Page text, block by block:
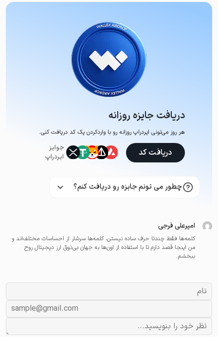
دریافت جایزه روزانه
هر روز می‌تونی ایردراپ روزانه رو با وارد‌کردن یک کد دریافت کنی.
جوایز
ایردراپ
دریافت کد
چطور می تونم جایزه رو دریافت کنم؟
امیرعلی فرجی
کلمه‌ها فقط چندتا حرف ساده نیستن، کلمه‌ها سرشار از احساسات مختلف‌اند و
من اینجا قصد دارم تا با استفاده از اون‌ها به جهان بی‌ذوق ارز دیجیتال روح
ببخشم.